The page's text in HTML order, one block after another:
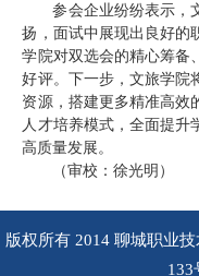
参会企业纷纷表示，
扬，面试中展现出良好的
学院对双选会的精心筹备
好评。下一步，文旅学院
资源，搭建更多精准高效
人才培养模式，全面提升
高质量发展。
（审校：徐光明）
版权所有 2014 聊城职业
133